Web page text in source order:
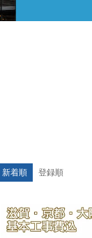
新着順 登録順